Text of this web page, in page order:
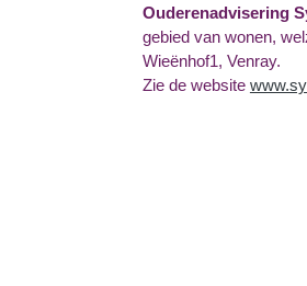
Ouderenadvisering
gebied van wonen,
Wieënhof1, Venray.
Zie de website